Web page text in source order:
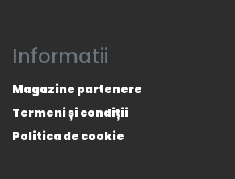
Informatii
Magazine partenere
Termeni și condiții
Politica de cookie